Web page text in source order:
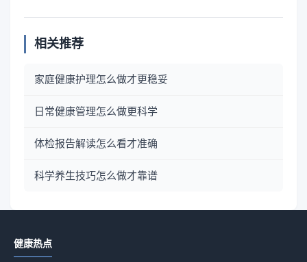
相关推荐
家庭健康护理怎么做才更稳妥
日常健康管理怎么做更科学
体检报告解读怎么看才准确
科学养生技巧怎么做才靠谱
健康热点